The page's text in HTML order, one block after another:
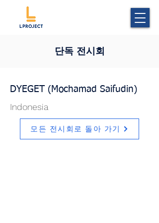
단독 전시회
DYEGET (Mochamad Saifudin)
Indonesia
모든 전시회로 돌아 가기